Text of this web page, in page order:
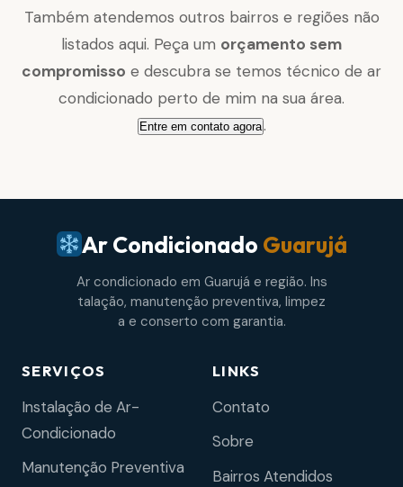
Também atendemos outros bairros e regiões não
listados aqui. Peça um orçamento sem
compromisso e descubra se temos técnico de ar
condicionado perto de mim na sua área.
Entre em contato agora.
Ar Condicionado Guarujá
Ar condicionado em Guarujá e região. Ins
talação, manutenção preventiva, limpez
a e conserto com garantia.
SERVIÇOS
Instalação de Ar-
Condicionado
Manutenção Preventiva
LINKS
Contato
Sobre
Bairros Atendidos